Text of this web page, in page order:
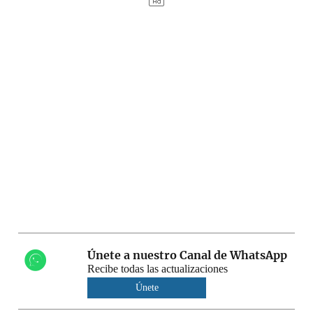
Únete a nuestro Canal de WhatsApp
Recibe todas las actualizaciones
Únete